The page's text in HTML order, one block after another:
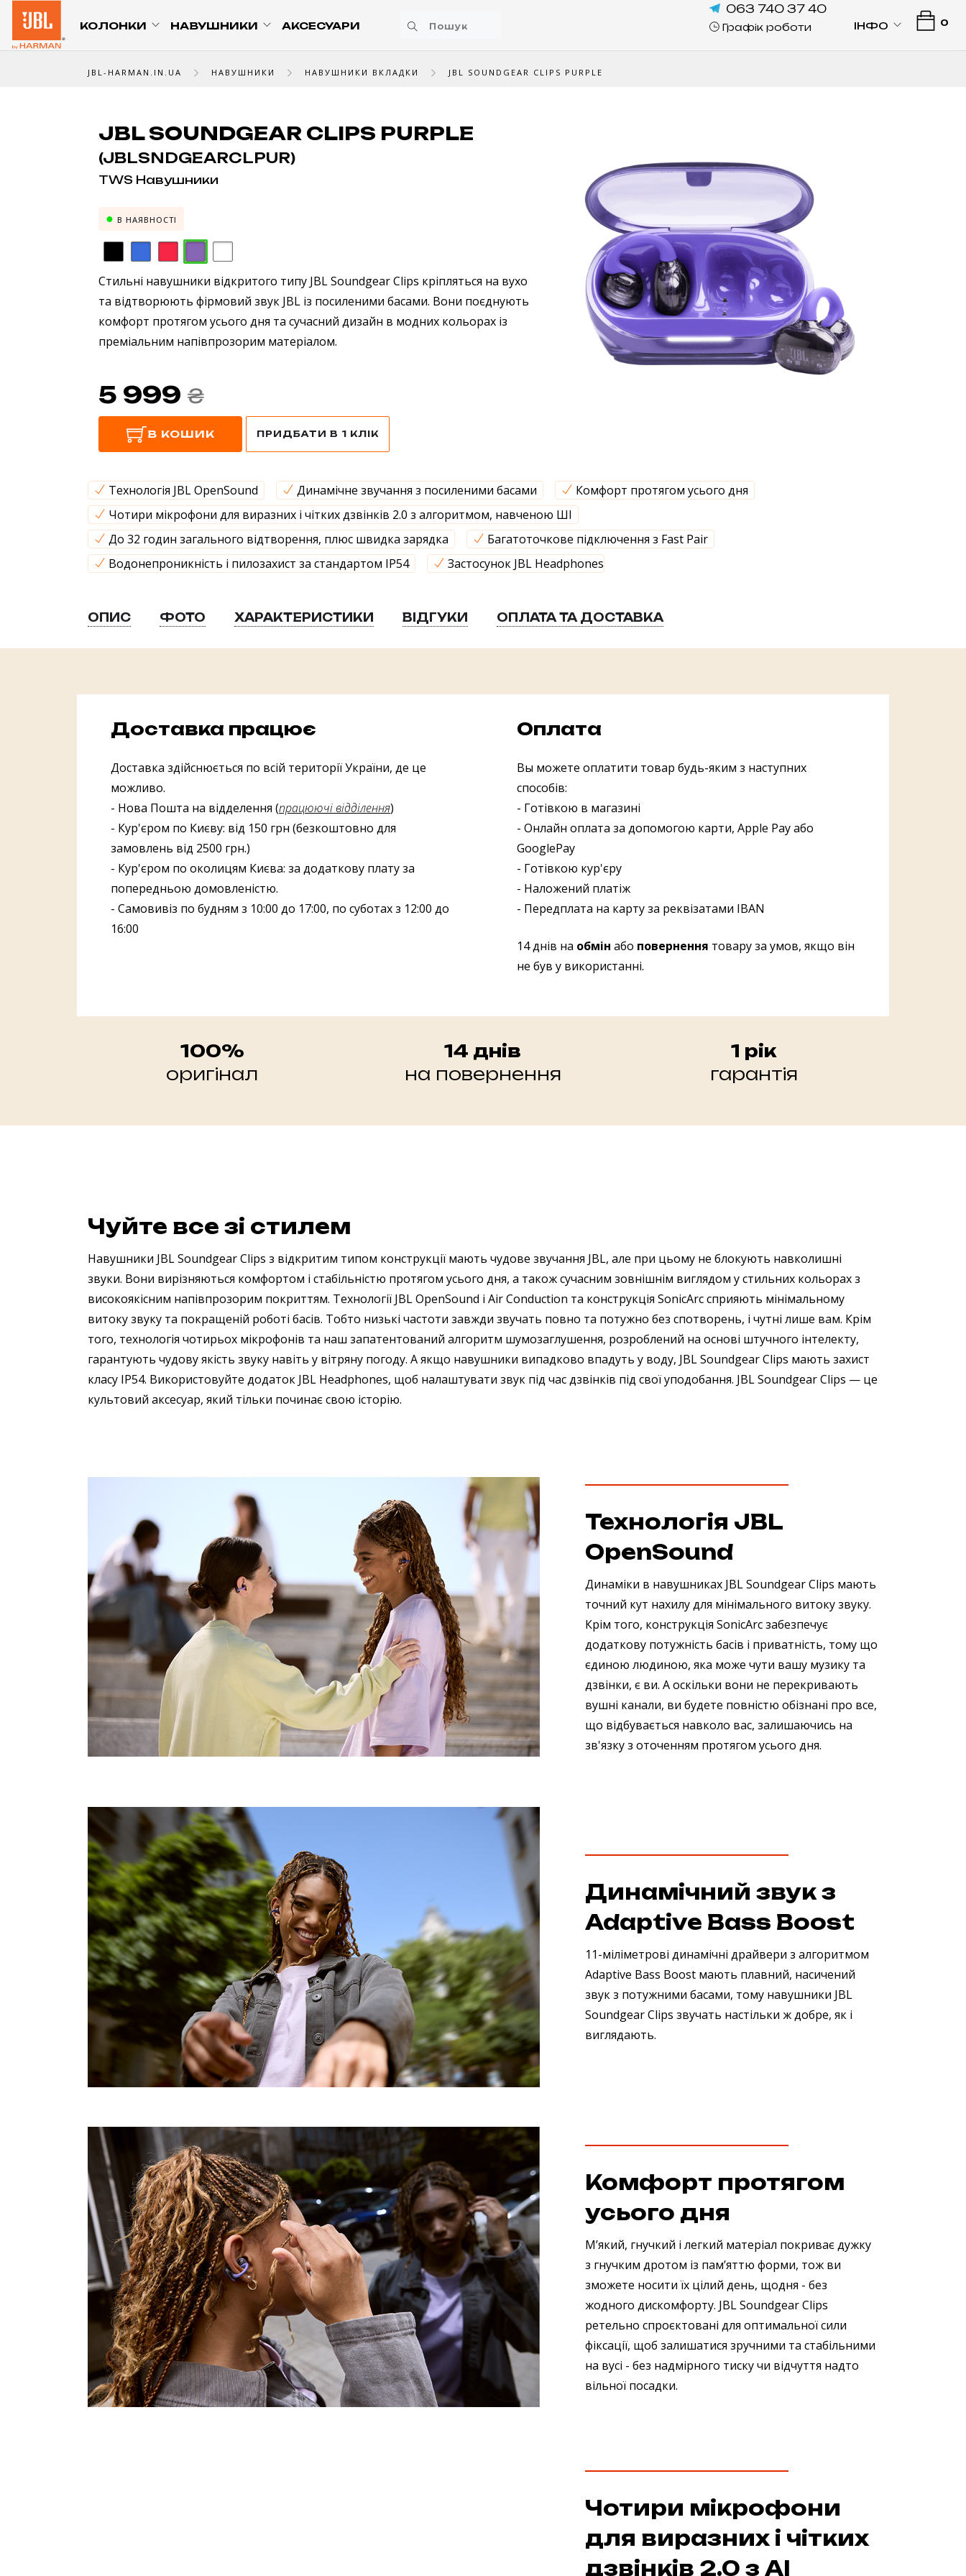
КОЛОНКИ НАВУШНИКИ АКСЕСУАРИ 0
ІНФО
063 740 37 40
Графік роботи
JBL-HARMAN.IN.UA НАВУШНИКИ НАВУШНИКИ ВКЛАДКИ JBL SOUNDGEAR CLIPS PURPLE
JBL SOUNDGEAR CLIPS PURPLE
(JBLSNDGEARCLPUR)
TWS Навушники
В НАЯВНОСТІ
Стильні навушники відкритого типу JBL Soundgear Clips кріпляться на вухо
та відтворюють фірмовий звук JBL із посиленими басами. Вони поєднують
комфорт протягом усього дня та сучасний дизайн в модних кольорах із
преміальним напівпрозорим матеріалом.
5 999 ₴
В КОШИК ПРИДБАТИ В 1 КЛІК
Технологія JBL OpenSound Динамічне звучання з посиленими басами
Комфорт протягом усього дня
Чотири мікрофони для виразних і чітких дзвінків 2.0 з алгоритмом, навченою ШІ
До 32 годин загального відтворення, плюс швидка зарядка
Багатоточкове підключення з Fast Pair
Водонепроникність і пилозахист за стандартом IP54
Застосунок JBL Headphones
ОПИС ФОТО ХАРАКТЕРИСТИКИ ВІДГУКИ ОПЛАТА ТА ДОСТАВКА
Доставка працює
Доставка здійснюється по всій території України, де це
можливо.
- Нова Пошта на відделення (працюючі відділення)
- Кур'єром по Києву: від 150 грн (безкоштовно для
замовлень від 2500 грн.)
- Кур'єром по околицям Києва: за додаткову плату за
попередньою домовленістю.
- Самовивіз по будням з 10:00 до 17:00, по суботах з 12:00 до
16:00
Оплата
Вы можете оплатити товар будь-яким з наступних
способів:
- Готівкою в магазині
- Онлайн оплата за допомогою карти, Apple Pay або
GooglePay
- Готівкою кур'єру
- Наложений платіж
- Передплата на карту за реквізатами IBAN
14 днів на обмін або повернення товару за умов, якщо він
не був у використанні.
100%
оригінал
14 днів
на повернення
1 рік
гарантія
Чуйте все зі стилем
Навушники JBL Soundgear Clips з відкритим типом конструкції мають чудове звучання JBL, але при цьому не блокують навколишні
звуки. Вони вирізняються комфортом і стабільністю протягом усього дня, а також сучасним зовнішнім виглядом у стильних кольорах з
високоякісним напівпрозорим покриттям. Технології JBL OpenSound і Air Conduction та конструкція SonicArc сприяють мінімальному
витоку звуку та покращеній роботі басів. Тобто низькі частоти завжди звучать повно та потужно без спотворень, і чутні лише вам. Крім
того, технологія чотирьох мікрофонів та наш запатентований алгоритм шумозаглушення, розроблений на основі штучного інтелекту,
гарантують чудову якість звуку навіть у вітряну погоду. А якщо навушники випадково впадуть у воду, JBL Soundgear Clips мають захист
класу IP54. Використовуйте додаток JBL Headphones, щоб налаштувати звук під час дзвінків під свої уподобання. JBL Soundgear Clips — це
культовий аксесуар, який тільки починає свою історію.
Технологія JBL
OpenSound
Динаміки в навушниках JBL Soundgear Clips мають
точний кут нахилу для мінімального витоку звуку.
Крім того, конструкція SonicArc забезпечує
додаткову потужність басів і приватність, тому що
єдиною людиною, яка може чути вашу музику та
дзвінки, є ви. А оскільки вони не перекривають
вушні канали, ви будете повністю обізнані про все,
що відбувається навколо вас, залишаючись на
зв'язку з оточенням протягом усього дня.
Динамічний звук з
Adaptive Bass Boost
11-міліметрові динамічні драйвери з алгоритмом
Adaptive Bass Boost мають плавний, насичений
звук з потужними басами, тому навушники JBL
Soundgear Clips звучать настільки ж добре, як і
виглядають.
Комфорт протягом
усього дня
М’який, гнучкий і легкий матеріал покриває дужку
з гнучким дротом із пам’яттю форми, тож ви
зможете носити їх цілий день, щодня - без
жодного дискомфорту. JBL Soundgear Clips
ретельно спроєктовані для оптимальної сили
фіксації, щоб залишатися зручними та стабільними
на вусі - без надмірного тиску чи відчуття надто
вільної посадки.
Чотири мікрофони
для виразних і чітких
дзвінків 2.0 з AI